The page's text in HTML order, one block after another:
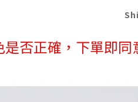
是否正確，下單即